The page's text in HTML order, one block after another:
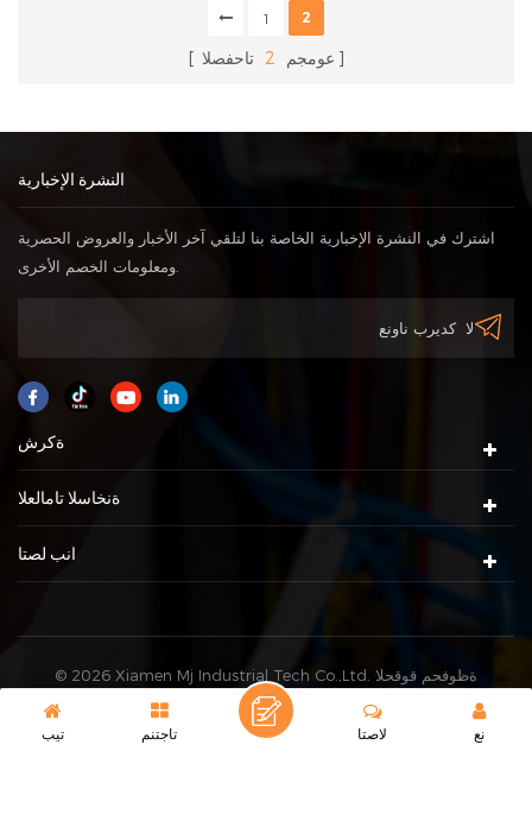
1 2
عومجم 2 تاحفصلا
النشرة الإخبارية
اشترك في النشرة الإخبارية الخاصة بنا لتلقي آخر الأخبار والعروض الحصرية
ةكرش
ةنخاسلا تامالعلا
انب لصتا
© 2026 Xiamen Mj Industrial Tech Co.,Ltd. ةظوفحم قوقحلا
pametis ةطيرخ XML
IPv6 ةموعدم ةكبش تيب تاجتنم نع لاصتا